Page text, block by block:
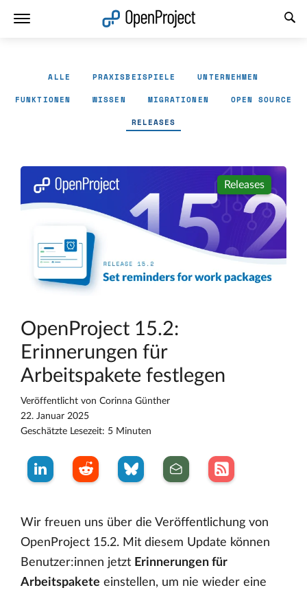
ALLE PRAXISBEISPIELE UNTERNEHMEN
FUNKTIONEN WISSEN MIGRATIONEN OPEN SOURCE
RELEASES
Releases
OpenProject 15.2:
Erinnerungen für
Arbeitspakete festlegen
Veröffentlicht von Corinna Günther
22. Januar 2025
Geschätzte Lesezeit: 5 Minuten
Wir freuen uns über die Veröffentlichung von
OpenProject 15.2. Mit diesem Update können
Benutzer:innen jetzt Erinnerungen für
Arbeitspakete einstellen, um nie wieder eine
Link in neuem Tab öffnen